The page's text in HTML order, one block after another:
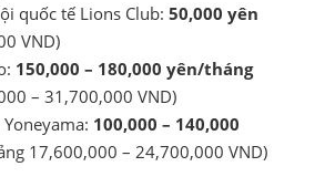
quốc tế Lions Club: 50,000 yên
VND)
150,000 – 180,000 yên/tháng
– 31,700,000 VND)
100,000 – 140,000
17,600,000 – 24,700,000 VND)